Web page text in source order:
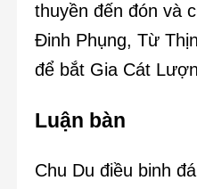
thuyền đến đón và
Đinh Phụng, Từ
để bắt Gia Cát
Luận bàn
Chu Du điều binh